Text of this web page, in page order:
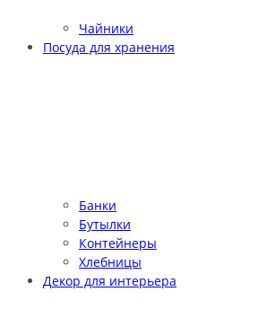
Чайники
Посуда для хранения
Банки
Бутылки
Контейнеры
Хлебницы
Декор для интерьера